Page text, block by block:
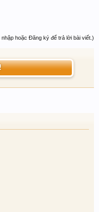
hoặc Đăng ký để trả lời bài viết.)